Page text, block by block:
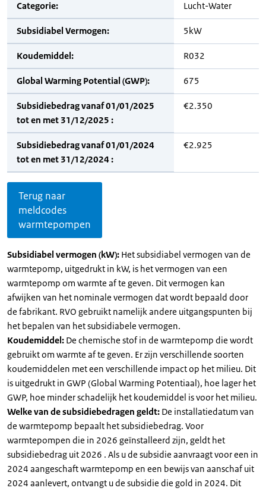
Categorie: Lucht-Water
Subsidiabel Vermogen: 5kW
Koudemiddel: R032
Global Warming Potential (GWP): 675
Subsidiebedrag vanaf 01/01/2025
tot en met 31/12/2025 :
€2.350
Subsidiebedrag vanaf 01/01/2024
tot en met 31/12/2024 :
€2.925
Terug naar
meldcodes
warmtepompen
Subsidiabel vermogen (kW): Het subsidiabel vermogen van de
warmtepomp, uitgedrukt in kW, is het vermogen van een
warmtepomp om warmte af te geven. Dit vermogen kan
afwijken van het nominale vermogen dat wordt bepaald door
de fabrikant. RVO gebruikt namelijk andere uitgangspunten bij
het bepalen van het subsidiabele vermogen.
Koudemiddel: De chemische stof in de warmtepomp die wordt
gebruikt om warmte af te geven. Er zijn verschillende soorten
koudemiddelen met een verschillende impact op het milieu. Dit
is uitgedrukt in GWP (Global Warming Potentiaal), hoe lager het
GWP, hoe minder schadelijk het koudemiddel is voor het milieu.
Welke van de subsidiebedragen geldt: De installatiedatum van
de warmtepomp bepaalt het subsidiebedrag. Voor
warmtepompen die in 2026 geïnstalleerd zijn, geldt het
subsidiebedrag uit 2026 . Als u de subsidie aanvraagt voor een in
2024 aangeschaft warmtepomp en een bewijs van aanschaf uit
2024 aanlevert, ontvangt u de subsidie die gold in 2024. Dit